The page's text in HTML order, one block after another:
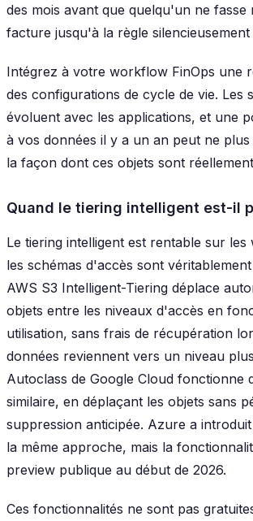
des mois avant que quelqu'un ne fasse
facture jusqu'à la règle silencieusement
Intégrez à votre workflow FinOps une
des configurations de cycle de vie. Les
évoluent avec les applications, et une
à vos données il y a un an peut ne
la façon dont ces objets sont
Quand le tiering intelligent est-il
Le tiering intelligent est rentable sur
les schémas d'accès sont
AWS S3 Intelligent-Tiering déplace
objets entre les niveaux d'accès en
utilisation, sans frais de récupération
données reviennent vers un niveau
Autoclass de Google Cloud fonctionne
similaire, en déplaçant les objets sans
suppression anticipée. Azure a
la même approche, mais la
preview publique au début de 2026.
Ces fonctionnalités ne sont pas